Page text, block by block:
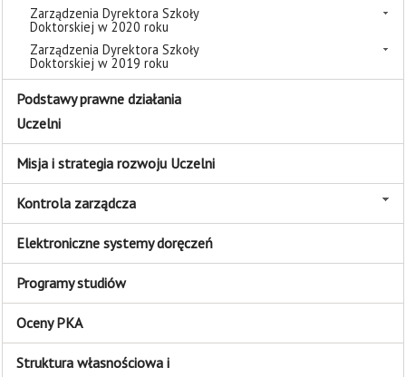
Zarządzenia Dyrektora Szkoły
Doktorskiej w 2020 roku
Zarządzenia Dyrektora Szkoły
Doktorskiej w 2019 roku
Podstawy prawne działania
Uczelni
Misja i strategia rozwoju Uczelni
Kontrola zarządcza
Elektroniczne systemy doręczeń
Programy studiów
Oceny PKA
Struktura własnościowa i